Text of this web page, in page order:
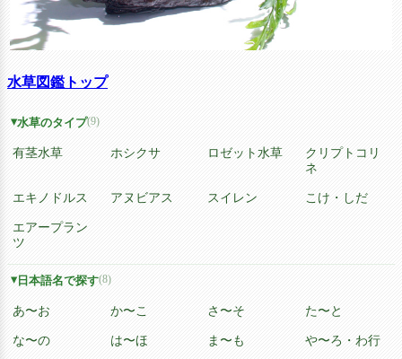
水草図鑑トップ
水草のタイプ(9)
有茎水草 ホシクサ ロゼット水草
クリプトコリ
ネ
エキノドルス アヌビアス スイレン こけ・しだ
エアープラン
ツ
日本語名で探す(8)
あ〜お か〜こ さ〜そ た〜と
な〜の は〜ほ ま〜も や〜ろ・わ行